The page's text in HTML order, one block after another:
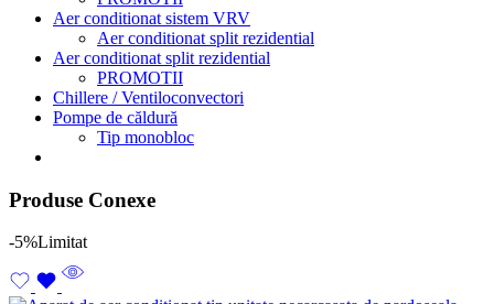
Aer conditionat sistem VRV
Aer conditionat split rezidential
Aer conditionat split rezidential
PROMOTII
Chillere / Ventiloconvectori
Pompe de căldură
Tip monobloc
Produse Conexe
-5%Limitat